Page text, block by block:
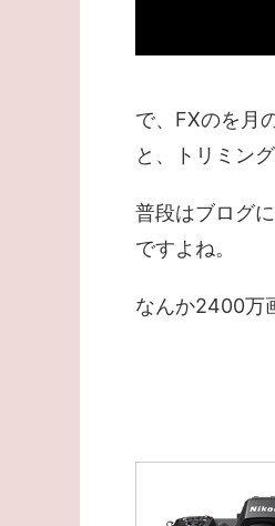
で、FXのを月
と、トリミン
普段はブログ
ですよね。
なんか2400万